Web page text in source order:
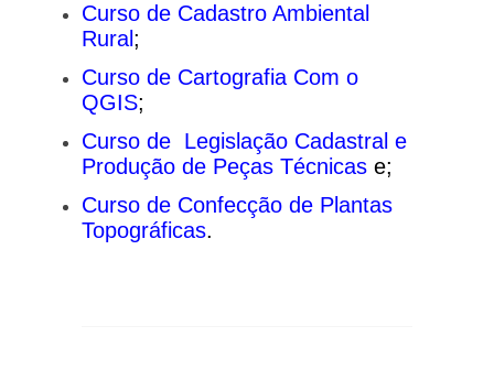
Curso de Cadastro Ambiental
Rural ;
Curso de Cartografia Com o
QGIS;
Curso de Legislação Cadastral e
Produção de Peças Técnicas e;
Curso de Confecção de Plantas
Topográficas.